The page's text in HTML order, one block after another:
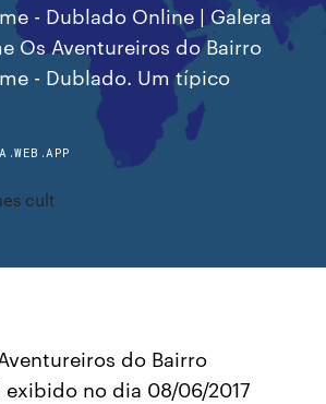
- Dublado Online | Galera
Os Aventureiros do Bairro
- Dublado. Um típico
cult
do Bairro
no dia 08/06/2017